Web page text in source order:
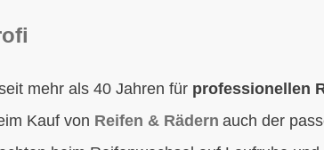
mehr als 40 Jahren für professionellen
Kauf von Reifen & Rädern auch der